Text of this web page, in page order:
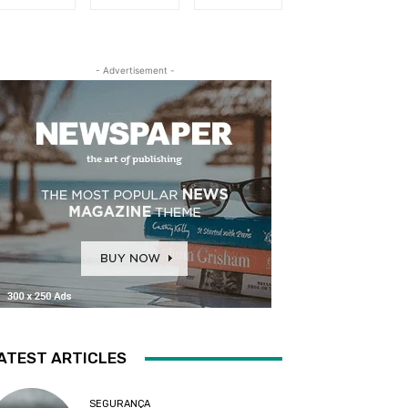
- Advertisement -
ARTICLES
SEGURANÇA